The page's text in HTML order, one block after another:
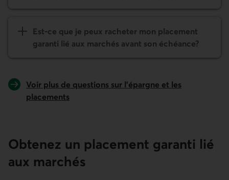
Est-ce que je peux racheter mon placement
garanti lié aux marchés avant son échéance?
Voir plus de questions sur l’épargne et les
placements
Obtenez un placement garanti lié
aux marchés